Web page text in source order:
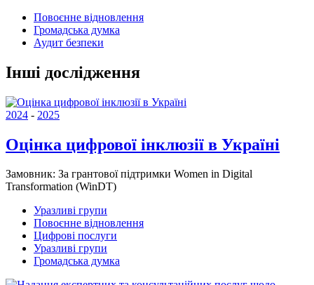
Повоєнне відновлення
Громадська думка
Аудит безпеки
Інші дослідження
2024 - 2025
Оцінка цифрової інклюзії в Україні
Замовник: За грантової підтримки Women in Digital
Transformation (WinDT)
Уразливі групи
Повоєнне відновлення
Цифрові послуги
Уразливі групи
Громадська думка